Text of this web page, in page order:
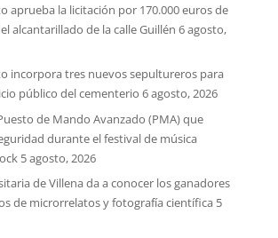
aprueba la licitación por 170.000 euros de
alcantarillado de la calle Guillén 6 agosto,
incorpora tres nuevos sepultureros para
público del cementerio 6 agosto, 2026
de Mando Avanzado (PMA) que
durante el festival de música
5 agosto, 2026
de Villena da a conocer los ganadores
de microrrelatos y fotografía científica 5